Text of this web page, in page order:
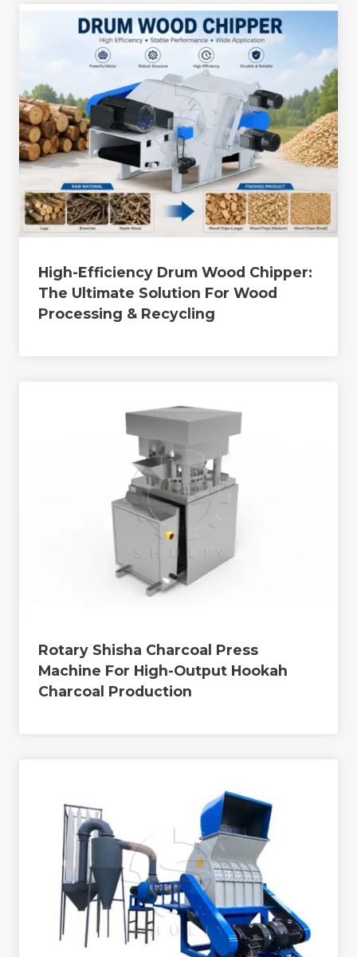
High-Efficiency Drum Wood Chipper:
The Ultimate Solution For Wood
Processing & Recycling
Rotary Shisha Charcoal Press
Machine For High-Output Hookah
Charcoal Production